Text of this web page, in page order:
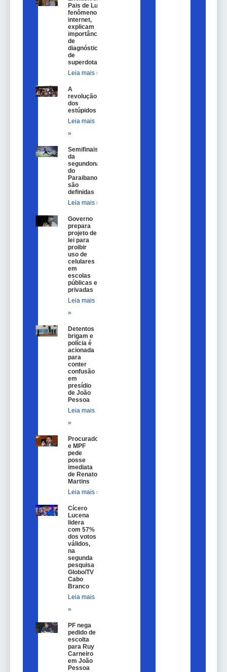
Pais de Lulu,
fenômeno na
internet,
explicam
importância
de
diagnóstico
de
superdotação
Leia mais »
A
revolução
dos
estúpidos
Leia mais
»
Semifinais
da
segundona
do
Paraibano
são
definidas
Leia mais »
Governo
prepara
projeto de
lei para
proibir
uso de
celulares
em
escolas
públicas e
privadas
Leia mais
»
Detentos
brigam e
polícia é
acionada
para
conter
confusão
em
presídio
de João
Pessoa
Leia mais
»
Procurador
e MPF
pede
posse
imediata
de Renato
Martins
Leia mais »
Cícero
Lucena
lidera
com 57%
dos votos
válidos,
na
segunda
pesquisa
Globo/TV
Cabo
Branco
Leia mais
»
PF nega
pedido de
escolta
para Ruy
Carneiro
em João
Pessoa